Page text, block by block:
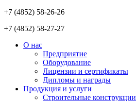
+7 (4852) 58-26-26
+7 (4852) 58-27-27
О нас
Предприятие
Оборудование
Лицензии и сертификаты
Дипломы и награды
Продукция и услуги
Строительные конструкции